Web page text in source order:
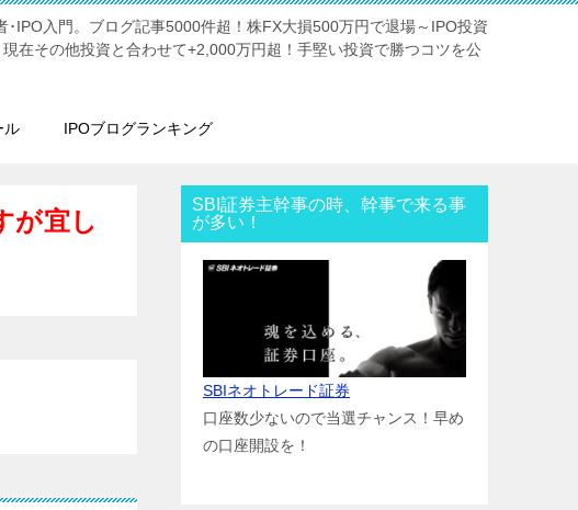
･IPO入門。ブログ記事5000件超！株FX大損500万円で退場～IPO投資
在その他投資と合わせて+2,000万円超！手堅い投資で勝つコツを公
ル IPOブログランキング
が宜し
SBI証券主幹事の時、幹事で来る事
が多い！
SBIネオトレード証券
口座数少ないので当選チャンス！早め
の口座開設を！